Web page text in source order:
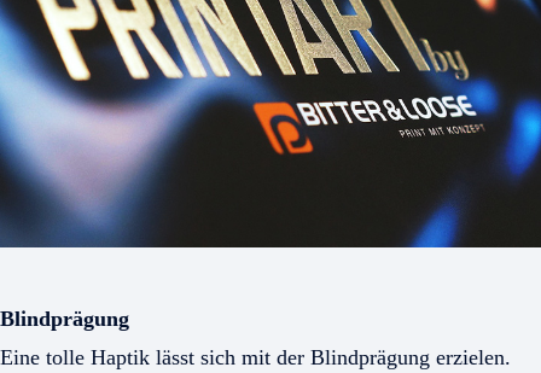
Blindprägung
Eine tolle Haptik lässt sich mit der Blindprägung erzielen.